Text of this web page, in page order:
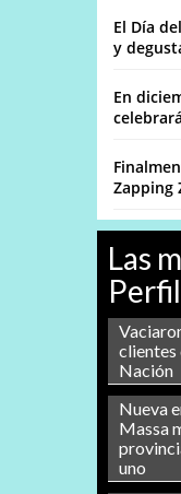
El Día
y
En
Zapping
Las
clientes
Nación
Nueva
Massa
uno